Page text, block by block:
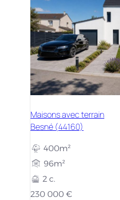
Maisons avec terrain
Besné (44160)
400m²
96m²
2 c.
230 000 €